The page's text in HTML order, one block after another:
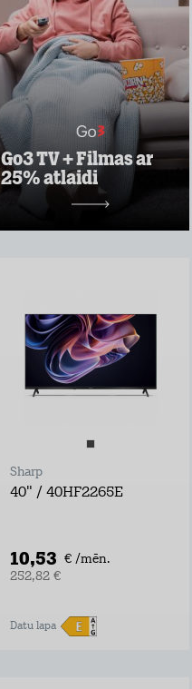
Go3 TV + Filmas ar
25% atlaidi
Ekskluzīvs Go3
oriģinālsaturs
Latvijas saturs,
ārvalstu filmas un
seriāli visai
ģimenei
Vairāk nekā 30
vietējie un ārvalstu
TV kanāli
Uzzināt vairāk
10,49 €/mēn.
Sharp
40" / 40HF2265E
10,53 € /mēn.
252,82 €
Datu lapa